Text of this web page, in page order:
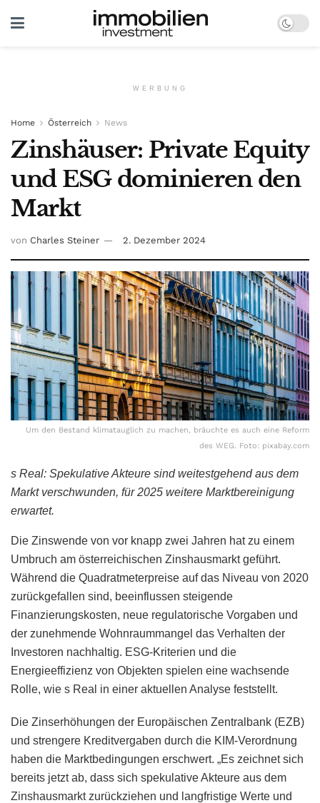
WERBUNG
Home Österreich News
Zinshäuser: Private Equity
und ESG dominieren den
Markt
von Charles Steiner 2. Dezember 2024
Um den Bestand klimatauglich zu machen, bräuchte es auch eine Reform
des WEG. Foto: pixabay.com
s Real: Spekulative Akteure sind weitestgehend aus dem
Markt verschwunden, für 2025 weitere Marktbereinigung
erwartet.
Die Zinswende von vor knapp zwei Jahren hat zu einem
Umbruch am österreichischen Zinshausmarkt geführt.
Während die Quadratmeterpreise auf das Niveau von 2020
zurückgefallen sind, beeinflussen steigende
Finanzierungskosten, neue regulatorische Vorgaben und
der zunehmende Wohnraummangel das Verhalten der
Investoren nachhaltig. ESG-Kriterien und die
Energieeffizienz von Objekten spielen eine wachsende
Rolle, wie s Real in einer aktuellen Analyse feststellt.
Die Zinserhöhungen der Europäischen Zentralbank (EZB)
und strengere Kreditvergaben durch die KIM-Verordnung
haben die Marktbedingungen erschwert. „Es zeichnet sich
bereits jetzt ab, dass sich spekulative Akteure aus dem
Zinshausmarkt zurückziehen und langfristige Werte und